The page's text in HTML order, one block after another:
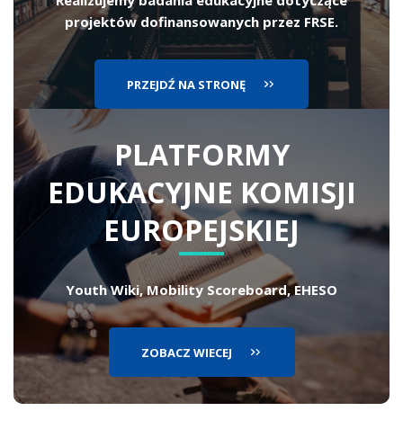
projektów dofinansowanych przez FRSE.
PRZEJDŹ NA STRONĘ
PLATFORMY
EDUKACYJNE KOMISJI
EUROPEJSKIEJ
Youth Wiki, Mobility Scoreboard, EHESO
ZOBACZ WIECEJ